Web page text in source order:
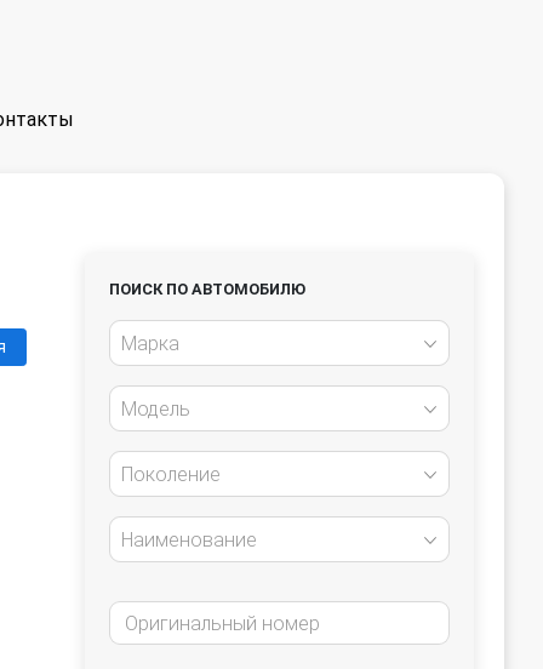
ПОИСК ПО АВТОМОБИЛЮ
Марка
Модель
Поколение
Наименование